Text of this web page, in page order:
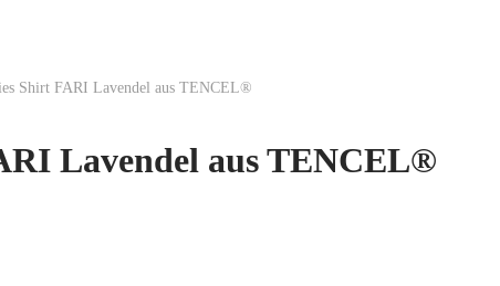
Shirt FARI Lavendel aus TENCEL®
Lavendel aus TENCEL®